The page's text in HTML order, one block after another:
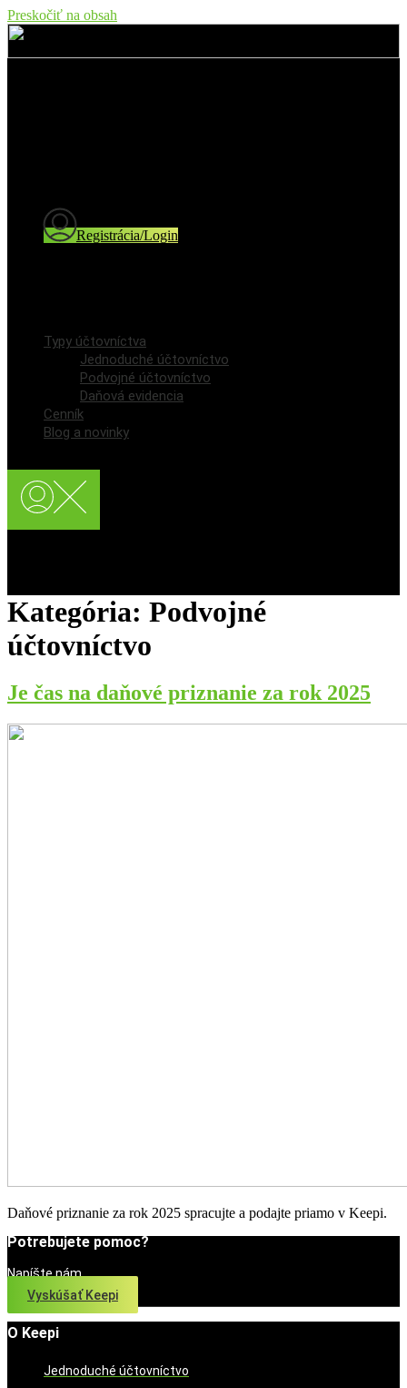
Preskočiť na obsah
Registrácia/Login
Typy účtovníctva
Jednoduché účtovníctvo
Podvojné účtovníctvo
Daňová evidencia
Cenník
Blog a novinky
Kategória: Podvojné
účtovníctvo
Je čas na daňové priznanie za rok 2025
Daňové priznanie za rok 2025 spracujte a podajte priamo v Keepi.
Potrebujete pomoc?
Napíšte nám
Vyskúšať Keepi
O Keepi
Jednoduché účtovníctvo